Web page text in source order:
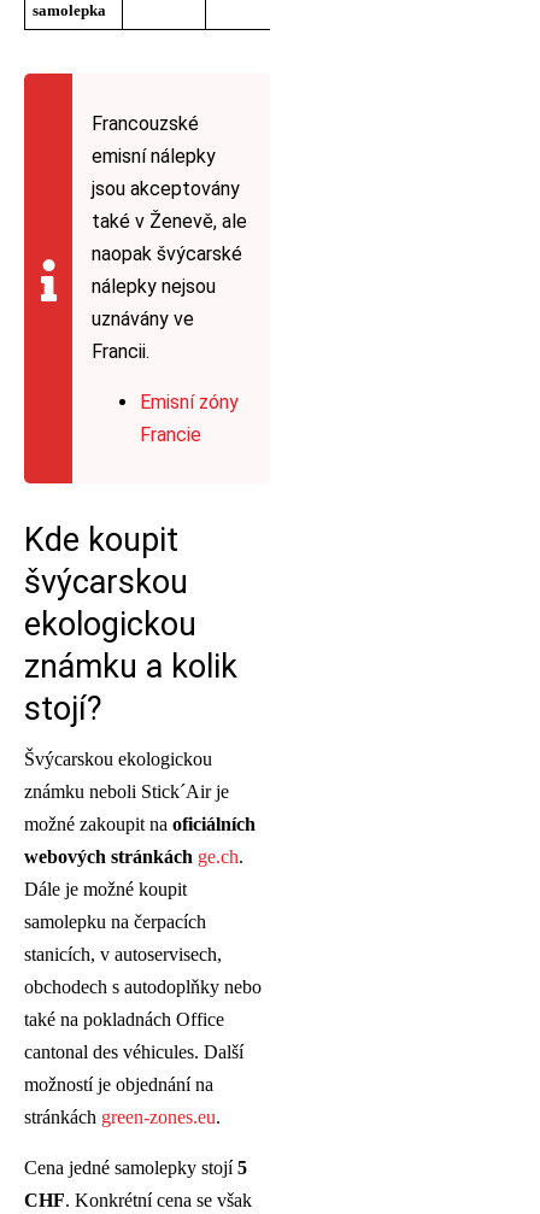
samolepka
Francouzské
emisní nálepky
jsou akceptovány
také v Ženevě, ale
naopak švýcarské
nálepky nejsou
uznávány ve
Francii.
Emisní zóny
Francie
Kde koupit
švýcarskou
ekologickou
známku a kolik
stojí?
Švýcarskou ekologickou
známku neboli Stick´Air je
možné zakoupit na oficiálních
webových stránkách ge.ch.
Dále je možné koupit
samolepku na čerpacích
stanicích, v autoservisech,
obchodech s autodoplňky nebo
také na pokladnách Office
cantonal des véhicules. Další
možností je objednání na
stránkách green-zones.eu.
Cena jedné samolepky stojí5
CHF. Konkrétní cena se však